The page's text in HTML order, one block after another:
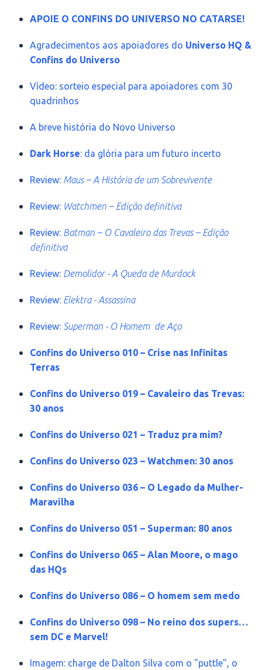
APOIE O CONFINS DO UNIVERSO NO CATARSE!
Agradecimentos aos apoiadores do Universo HQ &
Confins do Universo
Vídeo: sorteio especial para apoiadores com 30
quadrinhos
A breve história do Novo Universo
Dark Horse: da glória para um futuro incerto
Review: Maus – A História de um Sobrevivente
Review: Watchmen – Edição definitiva
Review: Batman – O Cavaleiro das Trevas – Edição
definitiva
Review: Demolidor - A Queda de Murdock
Review: Elektra - Assassina
Review: Superman - O Homem de Aço
Confins do Universo 010 – Crise nas Infinitas
Terras
Confins do Universo 019 – Cavaleiro das Trevas:
30 anos
Confins do Universo 021 – Traduz pra mim?
Confins do Universo 023 – Watchmen: 30 anos
Confins do Universo 036 – O Legado da Mulher-
Maravilha
Confins do Universo 051 – Superman: 80 anos
Confins do Universo 065 – Alan Moore, o mago
das HQs
Confins do Universo 086 – O homem sem medo
Confins do Universo 098 – No reino dos supers…
sem DC e Marvel!
Imagem: charge de Dalton Silva com o "puttle", o